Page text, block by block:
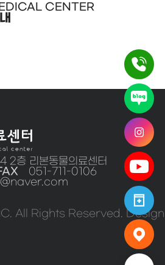
CENTER
2층 리본동물의료센터
051-711-0106
All Rights Reserved. Design